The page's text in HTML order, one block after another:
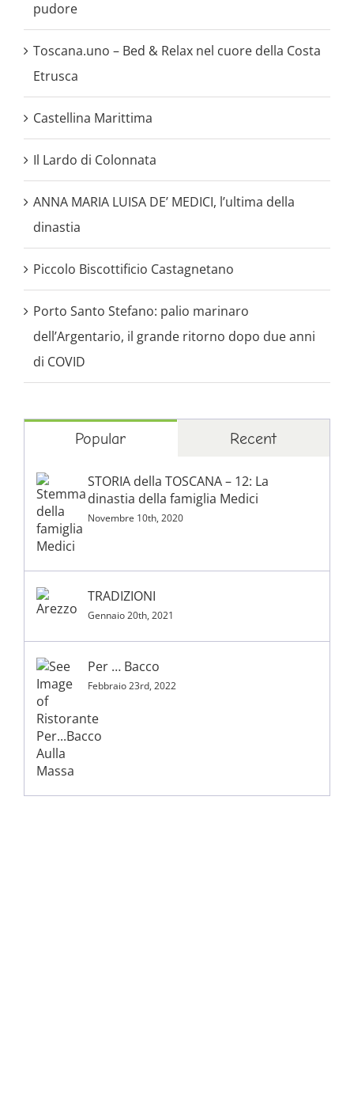
pudore
Toscana.uno – Bed & Relax nel cuore della Costa
Etrusca
Castellina Marittima
Il Lardo di Colonnata
ANNA MARIA LUISA DE’ MEDICI, l’ultima della
dinastia
Piccolo Biscottificio Castagnetano
Porto Santo Stefano: palio marinaro
dell’Argentario, il grande ritorno dopo due anni
di COVID
Popular Recent
STORIA della TOSCANA – 12: La
dinastia della famiglia Medici
Novembre 10th, 2020
TRADIZIONI
Gennaio 20th, 2021
Per … Bacco
Febbraio 23rd, 2022